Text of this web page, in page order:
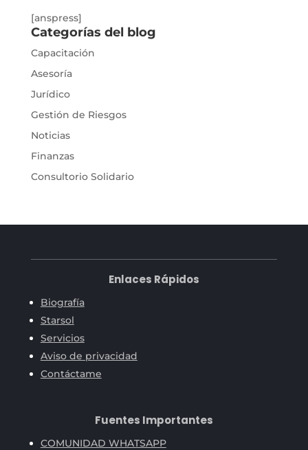
[anspress]
Categorías del blog
Capacitación
Asesoría
Jurídico
Gestión de Riesgos
Noticias
Finanzas
Consultorio Solidario
Enlaces Rápidos
Biografía
Starsol
Servicios
Aviso de privacidad
Contáctame
Fuentes Importantes
COMUNIDAD WHATSAPP